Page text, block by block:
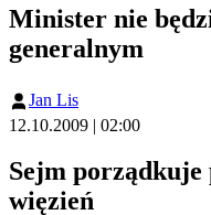
Minister nie
generalnym
Jan Lis
12.10.2009 | 02:00
Sejm
więzień